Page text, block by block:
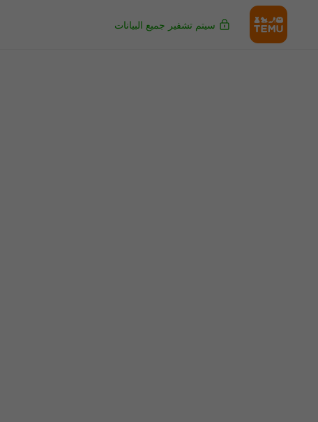
سيتم تشفير جميع البيانات